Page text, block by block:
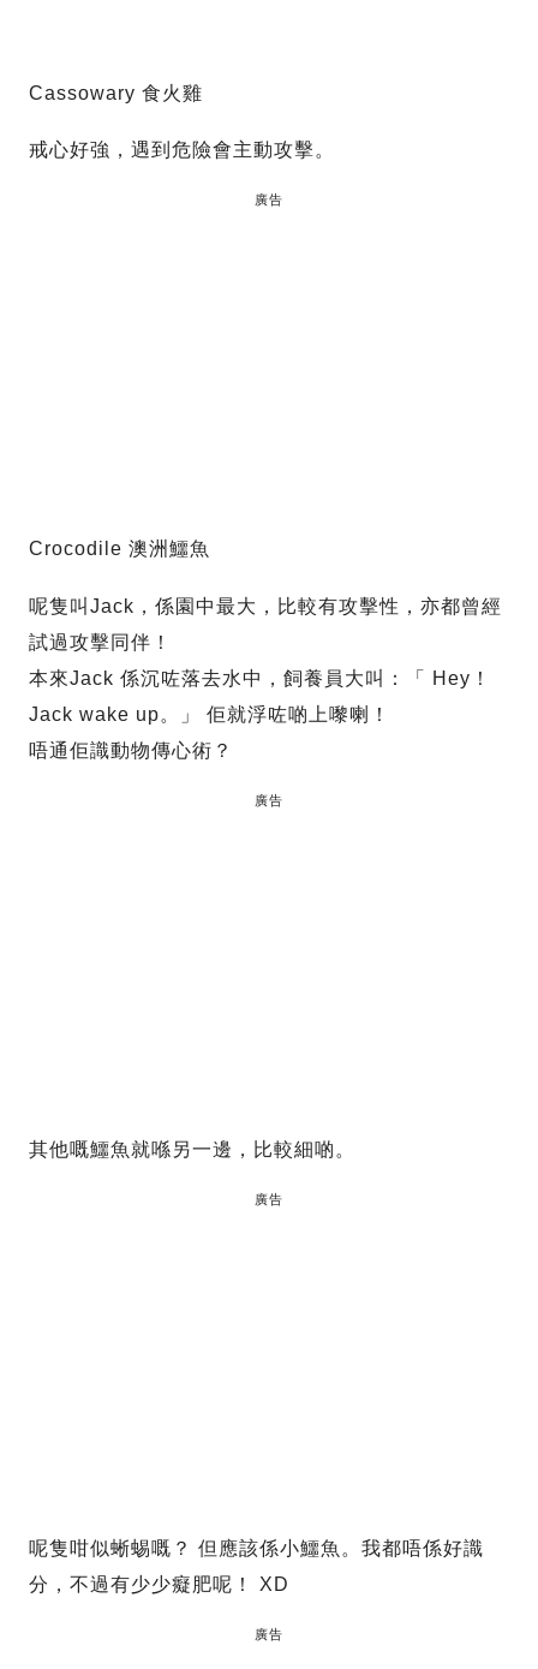
Cassowary 食火雞
戒心好強，遇到危險會主動攻擊。
廣告
Crocodile 澳洲鱷魚
呢隻叫Jack，係園中最大，比較有攻擊性，亦都曾經
試過攻擊同伴！
本來Jack 係沉咗落去水中，飼養員大叫：「 Hey！
Jack wake up。」 佢就浮咗啲上嚟喇！
唔通佢識動物傳心術？
廣告
其他嘅鱷魚就喺另一邊，比較細啲。
廣告
呢隻咁似蜥蜴嘅？ 但應該係小鱷魚。我都唔係好識
分，不過有少少癡肥呢！ XD
廣告